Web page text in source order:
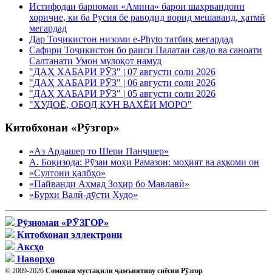
Истифодаи барномаи «Амина» барои шаҳрвандони
хориҷие, ки ба Русия бе раводид ворид мешаванд, ҳатмӣ
мегардад
Дар Тоҷикистон низоми e-Phyto татбиқ мегардад
Сафири Тоҷикистон бо раиси Палатаи савдо ва саноати
Салтанати Умон мулоқот намуд
"ДАҲ ХАБАРИ РӮЗ" | 07 августи соли 2026
"ДАҲ ХАБАРИ РӮЗ" | 06 августи соли 2026
"ДАҲ ХАБАРИ РӮЗ" | 05 августи соли 2026
"ХУДОЁ, ОБОД КУН ВАХЁИ МОРО"
Китобхонаи «Рӯзгор»
«Аз Ардашер то Шери Панҷшер»
А. Боқизода: Рӯзаи моҳи Рамазон: моҳият ва аҳкоми он
«Султони қалбҳо»
«Пайванди Аҳмад Зоҳир бо Мавлавӣ»
«Бурхи Валӣ-дӯсти Худо»
Рӯзномаи «РӮЗГОР»
Китобхонаи эллектрони
Аксҳо
Наворҳо
© 2009-2026 Сомонаи мустақили ҷамъиятиву сиёсии Рӯзгор